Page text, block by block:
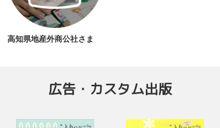
高知県地産外商公社さま
広告・カスタム出版